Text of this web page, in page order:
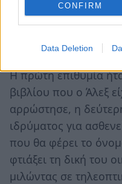
CONFIRM
Data Deletion
https://
Η πρώτη επιθυμία
βιβλίου που ο Άλεξ
αρρώστησε, η
ιδρύματος για
που θα φέρει το
φτιάξει τη δική του
μιλώντας σε